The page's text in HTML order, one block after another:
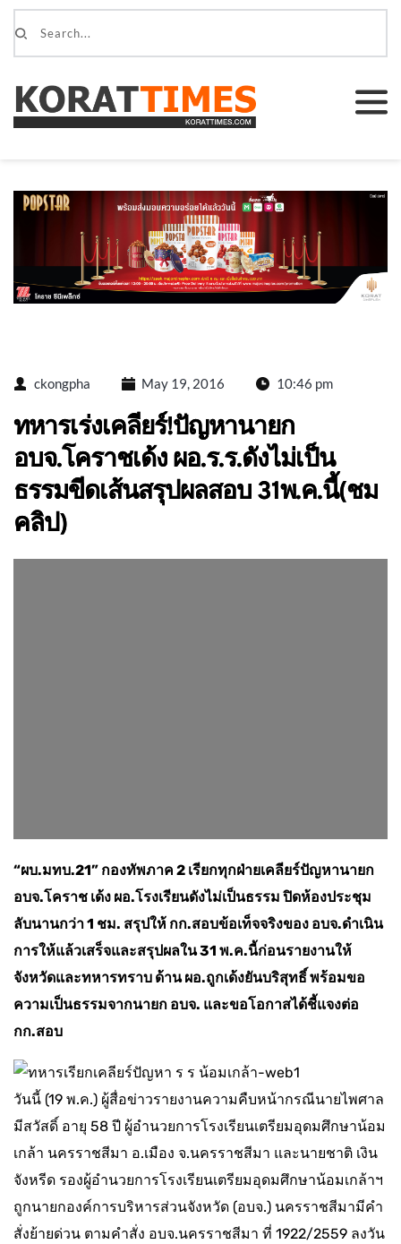
ckongpha May 19, 2016 10:46 pm
ทหารเร่งเคลียร์!ปัญหานายก
อบจ.โคราชเด้ง ผอ.ร.ร.ดังไม่เป็น
ธรรมขีดเส้นสรุปผลสอบ 31พ.ค.นี้(ชม
คลิป)
“ผบ.มทบ.21” กองทัพภาค 2 เรียกทุกฝ่ายเคลียร์ปัญหานายก
อบจ.โคราช เด้ง ผอ.โรงเรียนดังไม่เป็นธรรม ปิดห้องประชุม
ลับนานกว่า 1 ชม. สรุปให้ กก.สอบข้อเท็จจริงของ อบจ.ดำเนิน
การให้แล้วเสร็จและสรุปผลใน 31 พ.ค.นี้ก่อนรายงานให้
จังหวัดและทหารทราบ ด้าน ผอ.ถูกเด้งยันบริสุทธิ์ พร้อมขอ
ความเป็นธรรมจากนายก อบจ. และขอโอกาสได้ชี้แจงต่อ
กก.สอบ
วันนี้ (19 พ.ค.) ผู้สื่อข่าวรายงานความคืบหน้ากรณีนายไพศาล
มีสวัสดิ์ อายุ 58 ปี ผู้อำนวยการโรงเรียนเตรียมอุดมศึกษาน้อม
เกล้า นครราชสีมา อ.เมือง จ.นครราชสีมา และนายชาติ เงิน
จังหรีด รองผู้อำนวยการโรงเรียนเตรียมอุดมศึกษาน้อมเกล้าฯ
ถูกนายกองค์การบริหารส่วนจังหวัด (อบจ.) นครราชสีมามีคำ
สั่งย้ายด่วน ตามคำสั่ง อบจ.นครราชสีมา ที่ 1922/2559 ลงวัน